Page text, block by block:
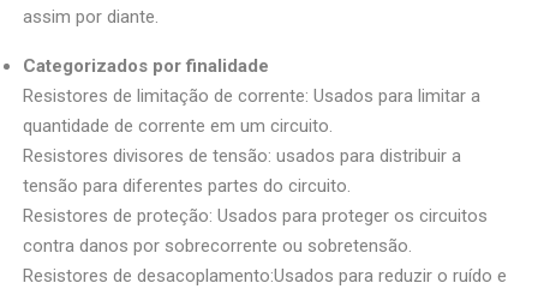
assim por diante.
Categorizados por finalidade
Resistores de limitação de corrente: Usados para limitar a
quantidade de corrente em um circuito.
Resistores divisores de tensão: usados para distribuir a
tensão para diferentes partes do circuito.
Resistores de proteção: Usados para proteger os circuitos
contra danos por sobrecorrente ou sobretensão.
Resistores de desacoplamento:Usados para reduzir o ruído e